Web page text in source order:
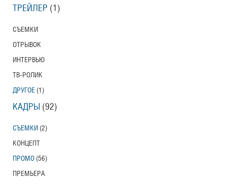
ТРЕЙЛЕР (1)
СЪЕМКИ
ОТРЫВОК
ИНТЕРВЬЮ
ТВ-РОЛИК
ДРУГОЕ (1)
КАДРЫ (92)
СЪЕМКИ (2)
КОНЦЕПТ
ПРОМО (56)
ПРЕМЬЕРА